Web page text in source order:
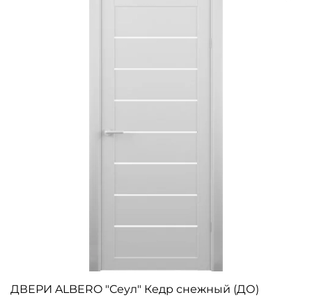
ДВЕРИ ALBERO "Сеул" Кедр снежный (ДО)